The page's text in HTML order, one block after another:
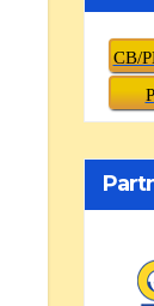
CB/